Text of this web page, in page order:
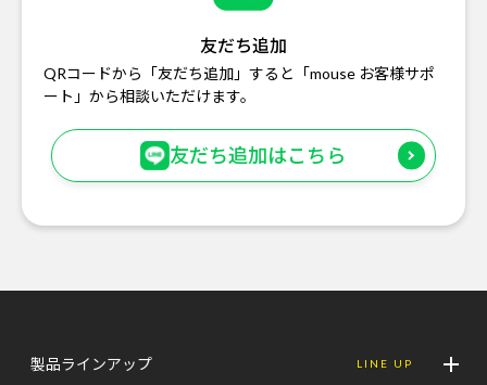
友だち追加
QRコードから「友だち追加」すると「mouse お客様サポ
ート」から相談いただけます。
友だち追加はこちら
製品ラインアップ LINE UP